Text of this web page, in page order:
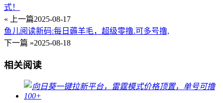
式！
« 上一篇2025-08-17
鱼儿阅读新码:每日薅羊毛，超级零撸.可多号撸,
下一篇 »2025-08-18
相关阅读